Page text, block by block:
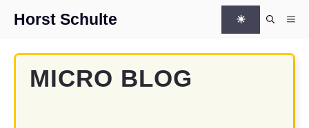
Horst Schulte ☀
MICRO BLOG